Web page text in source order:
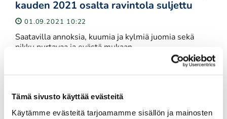
Tämä sivusto käyttää evästeitä
Käytämme evästeitä tarjoamamme sisällön ja mainosten
kauden 2021 osalta ravintola suljettu
01.09.2021 10:22
Saatavilla annoksia, kuumia ja kylmiä juomia sekä
pikku purtavaa ja evästä mukaan.
Aurinkoinen terassi odottaa Sinua keväästä alken!
Lue lisää